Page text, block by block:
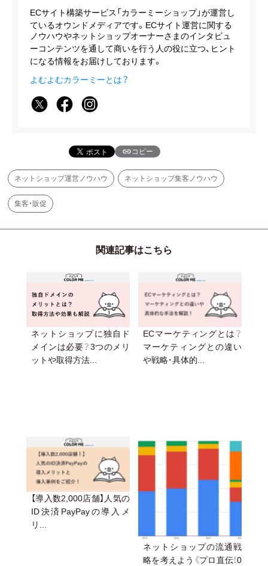
ECサイト構築サービス「カラーミーショップ」が運営し
ているオウンドメディアです。ECサイト運営に関する
ノウハウやネットショップオーナーさまのインタビュ
ーコンテンツを通して商いを行う人の役に立つ、ヒント
になる情報をお届けしております。
よむよむカラーミーとは？
コピー
ネットショップ運営ノウハウ ネットショップ集客ノウハウ
集客・販促
関連記事はこちら
ネットショップに独自ド
メインは必要？3つのメリ
ットや取得方法...
ECマーケティングとは？
マーケティングとの違い
や戦略・具体的...
【導入数2,000店舗】人気の
ID決済PayPayの導入メ
リ...
ネットショップの流通戦
略を考えよう《プロ直伝！0